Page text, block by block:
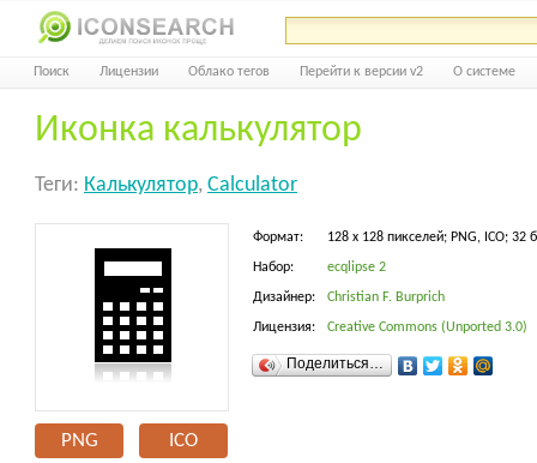
Поиск Лицензии Облако тегов Перейти к версии v2 О системе
Иконка калькулятор
Теги: Калькулятор, Calculator
PNG ICO
Формат: 128 x 128 пикселей; PNG, ICO; 32
Набор: ecqlipse 2
Дизайнер: Christian F. Burprich
Лицензия: Creative Commons (Unported 3.0)
Поделиться…